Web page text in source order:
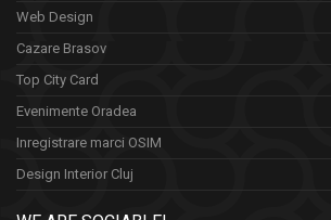
Web Design
Cazare Brasov
Top City Card
Evenimente Oradea
Inregistrare marci OSIM
Design Interior Cluj